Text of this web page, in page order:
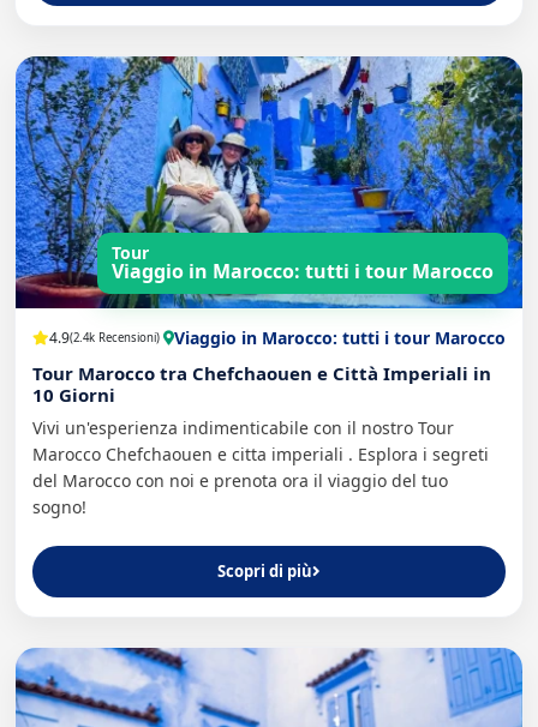
Tour
Viaggio in Marocco: tutti i tour Marocco
4.9(2.4k Recensioni) Viaggio in Marocco: tutti i tour Marocco
Tour Marocco tra Chefchaouen e Città Imperiali in
10 Giorni
Vivi un'esperienza indimenticabile con il nostro Tour
Marocco Chefchaouen e citta imperiali . Esplora i segreti
del Marocco con noi e prenota ora il viaggio del tuo
sogno!
Scopri di più